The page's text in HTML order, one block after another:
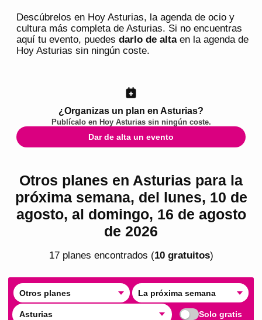
Descúbrelos en Hoy Asturias, la agenda de ocio y
cultura más completa de Asturias. Si no encuentras
aquí tu evento, puedes darlo de altaen la agenda de
Hoy Asturias sin ningún coste.
¿Organizas un plan en Asturias?
Publícalo en Hoy Asturiassin ningún coste.
Dar de alta un evento
Otros planes en Asturias para la
próxima semana, del lunes, 10 de
agosto, al domingo, 16 de agosto
de 2026
17planes encontrados (10gratuitos)
Otros planes La próxima semana
Asturias Solo gratis